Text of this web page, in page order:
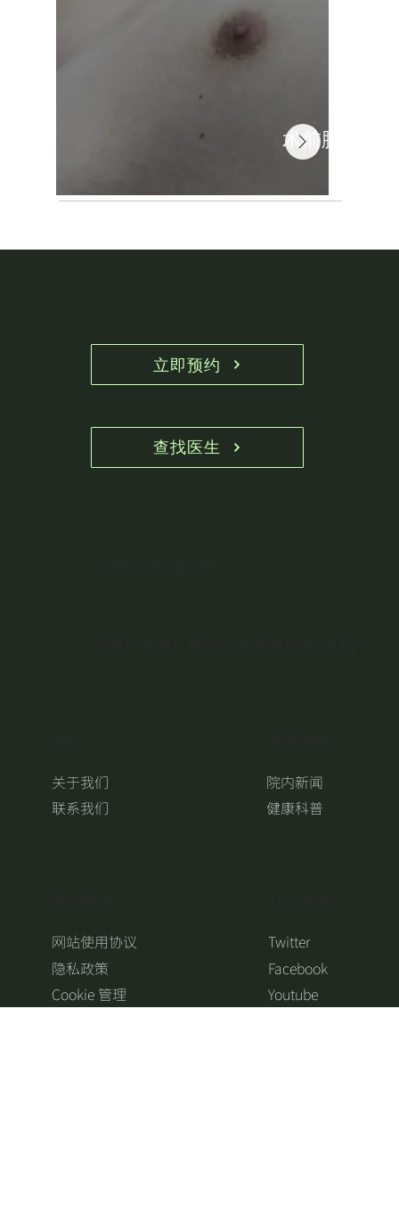
术前胸壁外观
关于我们
联系我们
院内新闻
健康科普
网站使用协议
隐私政策
Cookie 管理
Twitter
Facebook
Youtube
查找医生
立即预约